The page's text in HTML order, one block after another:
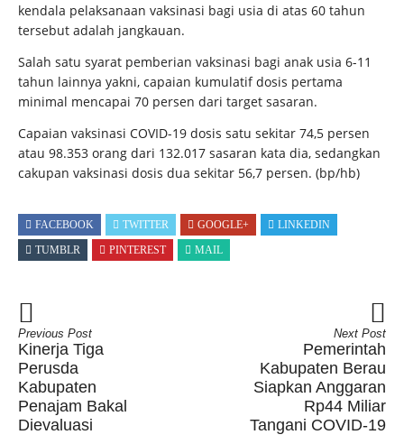
kendala pelaksanaan vaksinasi bagi usia di atas 60 tahun
tersebut adalah jangkauan.
Salah satu syarat pemberian vaksinasi bagi anak usia 6-11
tahun lainnya yakni, capaian kumulatif dosis pertama
minimal mencapai 70 persen dari target sasaran.
Capaian vaksinasi COVID-19 dosis satu sekitar 74,5 persen
atau 98.353 orang dari 132.017 sasaran kata dia, sedangkan
cakupan vaksinasi dosis dua sekitar 56,7 persen. (bp/hb)
FACEBOOK TWITTER GOOGLE+
LINKEDIN
TUMBLR
PINTEREST MAIL
Previous Post
Kinerja Tiga
Perusda
Kabupaten
Penajam Bakal
Dievaluasi
Next Post
Pemerintah
Kabupaten Berau
Siapkan Anggaran
Rp44 Miliar
Tangani COVID-19